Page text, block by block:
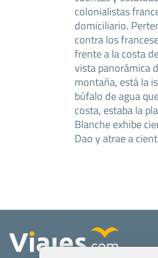
colonialistas
domiciliario.
contra los
frente a la costa
vista panorámica
montaña, está la
búfalo de agua
costa, estaba la
Blanche exhibe
Dao y atrae a